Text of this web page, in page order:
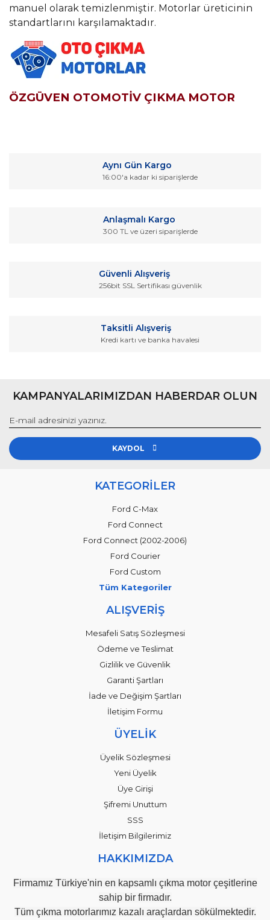
manuel olarak temizlenmiştir. Motorlar üreticinin
standartlarını karşılamaktadır.
ÖZGÜVEN OTOMOTİV ÇIKMA MOTOR
Görüş ve önerileriniz için teşekkür ederiz.
Ürün bilgilerinde hatalar bulunuyor.
Gönder
Aynı Gün Kargo
16:00'a kadar ki siparişlerde
Anlaşmalı Kargo
300 TL ve üzeri siparişlerde
Güvenli Alışveriş
256bit SSL Sertifikası güvenlik
Taksitli Alışveriş
Kredi kartı ve banka havalesi
KAMPANYALARIMIZDAN HABERDAR OLUN
KAYDOL
KATEGORİLER
Ford C-Max
Ford Connect
Ford Connect (2002-2006)
Ford Courier
Ford Custom
Tüm Kategoriler
ALIŞVERİŞ
Mesafeli Satış Sözleşmesi
Ödeme ve Teslimat
Gizlilik ve Güvenlik
Garanti Şartları
İade ve Değişim Şartları
İletişim Formu
ÜYELİK
Üyelik Sözleşmesi
Yeni Üyelik
Üye Girişi
Şifremi Unuttum
SSS
İletişim Bilgilerimiz
HAKKIMIZDA
Firmamız Türkiye'nin en kapsamlı çıkma motor çeşitlerine
sahip bir firmadır.
Tüm çıkma motorlarımız kazalı araçlardan sökülmektedir.